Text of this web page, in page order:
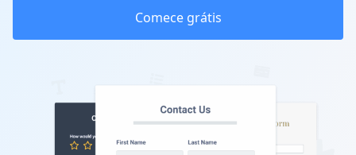
Comece grátis